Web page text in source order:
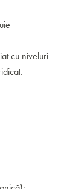
cu niveluri